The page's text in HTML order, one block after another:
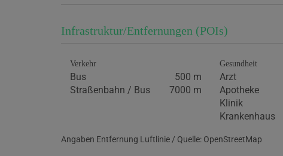
Infrastruktur/Entfernungen (POIs)
Verkehr
Bus
500 m
Straßenbahn / Bus
7000 m
Gesundheit
Arzt
Apotheke
Klinik
Krankenhaus
Angaben Entfernung Luftlinie / Quelle: OpenStreetMap